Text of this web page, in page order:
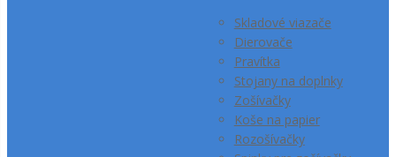
Skladové viazače
Dierovače
Pravítka
Stojany na doplnky
Zošívačky
Koše na papier
Rozošívačky